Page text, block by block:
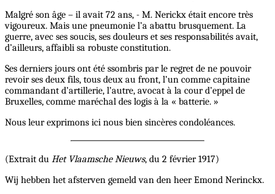
Malgré son âge – il avait 72 ans, - M. Nerickx était encore très
vigoureux. Mais une pneumonie l’a abattu brusquement. La
guerre, avec ses soucis, ses douleurs et ses responsabilités avait,
d’ailleurs, affaibli sa robuste constitution.
Ses derniers jours ont été ssombris par le regret de ne pouvoir
revoir ses deux fils, tous deux au front, l’un comme capitaine
commandant d’artillerie, l’autre, avocat à la cour d’eppel de
Bruxelles, comme maréchal des logis à la « batterie. »
Nous leur exprimons ici nous bien sincères condoléances.
(Extrait du Het Vlaamsche Nieuws, du 2 février 1917)
Wij hebben het afsterven gemeld van den heer Emond Nerinckx.